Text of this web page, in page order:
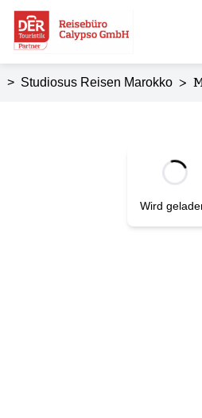
> Studiosus Reisen Marokko >
Wird